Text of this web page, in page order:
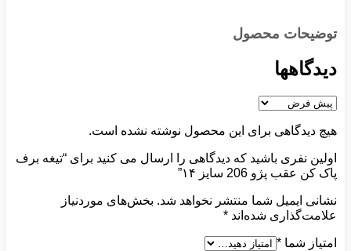
توضیحات محصول
دیدگاهها
هیچ دیدگاهی برای این محصول نوشته نشده است.
اولین نفری باشید که دیدگاهی را ارسال می کنید برای “تیغه برف
پاک کن عقب پژو 206 سایز ۱۴”
نشانی ایمیل شما منتشر نخواهد شد. بخش‌های موردنیاز
علامت‌گذاری شده‌اند *
امتیاز شما *